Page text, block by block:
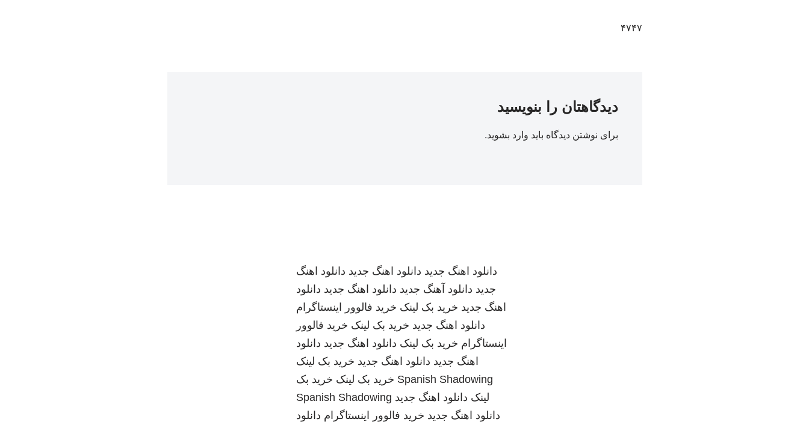
۴۷۴۷
دیدگاهتان را بنویسید
برای نوشتن دیدگاه باید وارد بشوید.
دانلود اهنگ جدید دانلود اهنگ جدید دانلود اهنگ
جدید دانلود آهنگ جدید دانلود اهنگ جدید دانلود
اهنگ جدید خرید بک لینک خرید فالوور اینستاگرام
دانلود اهنگ جدید خرید بک لینک خرید فالوور
اینستاگرام خرید بک لینک دانلود اهنگ جدید دانلود
اهنگ جدید دانلود اهنگ جدید خرید بک لینک
Spanish Shadowing خرید بک لینک خرید بک
لینک دانلود اهنگ جدید Spanish Shadowing
دانلود اهنگ جدید خرید فالوور اینستاگرام دانلود